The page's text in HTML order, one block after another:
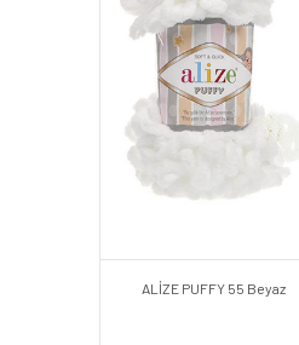
ALİZE PUFFY 55 Beyaz